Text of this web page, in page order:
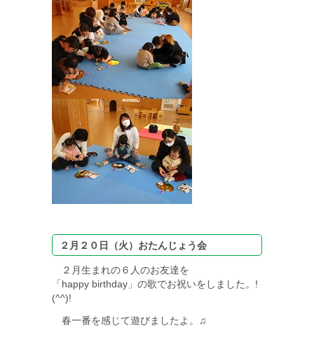
２月２０日（火）おたんじょう会
２ 月生まれの６人のお友達を
「happy birthday」の歌でお祝いをしました。!
(^^)!
春一番を感じて遊びましたよ。♫